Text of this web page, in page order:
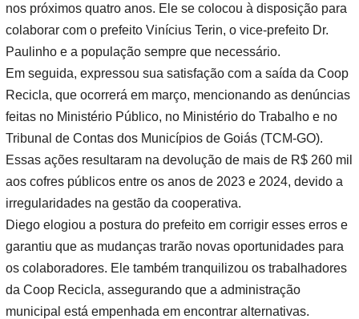
nos próximos quatro anos. Ele se colocou à disposição para
colaborar com o prefeito Vinícius Terin, o vice-prefeito Dr.
Paulinho e a população sempre que necessário.
Em seguida, expressou sua satisfação com a saída da Coop
Recicla, que ocorrerá em março, mencionando as denúncias
feitas no Ministério Público, no Ministério do Trabalho e no
Tribunal de Contas dos Municípios de Goiás (TCM-GO).
Essas ações resultaram na devolução de mais de R$ 260 mil
aos cofres públicos entre os anos de 2023 e 2024, devido a
irregularidades na gestão da cooperativa.
Diego elogiou a postura do prefeito em corrigir esses erros e
garantiu que as mudanças trarão novas oportunidades para
os colaboradores. Ele também tranquilizou os trabalhadores
da Coop Recicla, assegurando que a administração
municipal está empenhada em encontrar alternativas.